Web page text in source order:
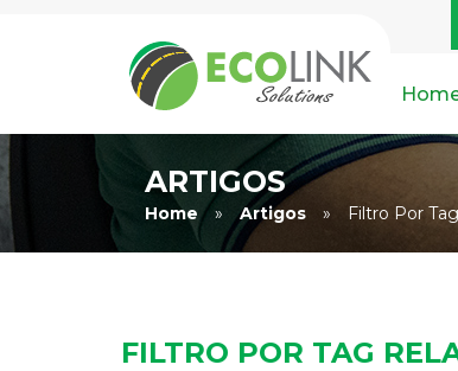
ARTIGOS
Home » Artigos » Filtro Por
FILTRO POR TAG